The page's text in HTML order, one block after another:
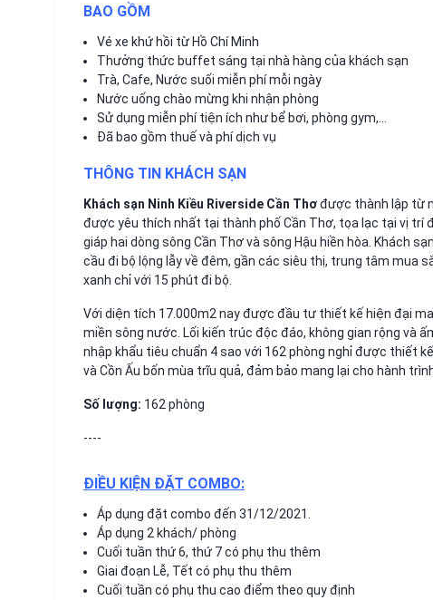
BAO GỒM
Vé xe khứ hồi từ Hồ Chí Minh
Thưởng thức buffet sáng tại nhà hàng của khách sạn
Trà, Cafe, Nước suối miễn phí mỗi ngày
Nước uống chào mừng khi nhận phòng
Sử dụng miễn phí tiện ích như bể bơi, phòng gym,…
Đã bao gồm thuế và phí dịch vụ
THÔNG TIN KHÁCH SẠN
Khách sạn Ninh Kiều Riverside Cần Thơđược thành lập từ
được yêu thích nhất tại thành phố Cần Thơ, tọa lạc tại vị
giáp hai dòng sông Cần Thơ và sông Hậu hiền hòa. Khách
cầu đi bộ lộng lẫy về đêm, gần các siêu thị, trung tâm mua
xanh chỉ với 15 phút đi bộ.
Với diện tích 17.000m2 nay được đầu tư thiết kế hiện đại
miền sông nước. Lối kiến trúc độc đáo, không gian rộng và
nhập khẩu tiêu chuẩn 4 sao với 162 phòng nghỉ được thiết
và Cồn Ấu bốn mùa trĩu quả, đảm bảo mang lại cho hành
Số lượng: 162 phòng
----
ĐIỀU KIỆN ĐẶT COMBO:
Áp dụng đặt combo đến 31/12/2021.
Áp dụng 2 khách/ phòng
Cuối tuần thứ 6, thứ 7 có phụ thu thêm
Giai đoạn Lễ, Tết có phụ thu thêm
Cuối tuần có phụ thu cao điểm theo quy định